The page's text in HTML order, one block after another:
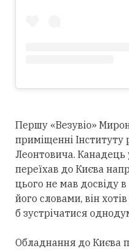
Першу «Везувіо»
приміщенні Інституту
Леонтовича. Канадець
переїхав до Києва
цього не мав досвіду в
його словами, він
б зустрічатися
Обладнання до Києва